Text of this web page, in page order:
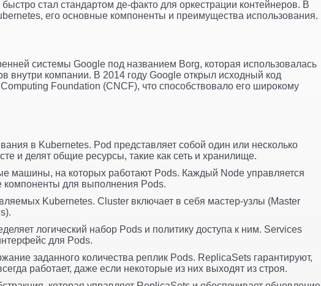
стал стандартом де-факто для оркестрации контейнеров. В
его основные компоненты и преимущества использования.
системы Google под названием Borg, которая использовалась
внутри компании. В 2014 году Google открыл исходный код
Foundation (CNCF), что способствовало его широкому
в Kubernetes. Pod представляет собой один или несколько
и делят общие ресурсы, такие как сеть и хранилище.
машины, на которых работают Pods. Каждый Node управляется
для выполнения Pods.
Kubernetes. Cluster включает в себя мастер-узлы (Master
логический набор Pods и политику доступа к ним. Services
для Pods.
заданного количества реплик Pods. ReplicaSets гарантируют,
работает, даже если некоторые из них выходят из строя.